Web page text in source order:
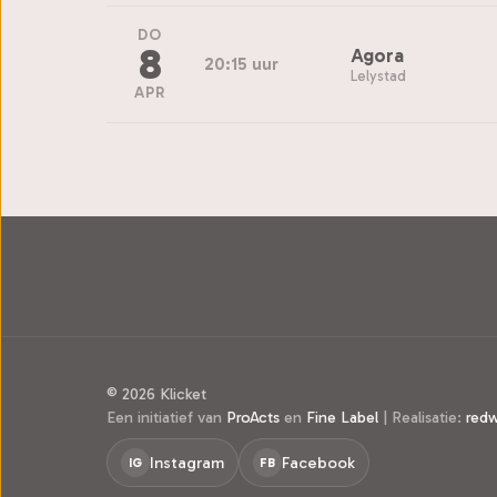
DO
8
APR
20:15 uur Agora
Lelystad
© 2026 Klicket
Een initiatief van ProActs en Fine Label Realisatie:
IG Instagram FB Facebook